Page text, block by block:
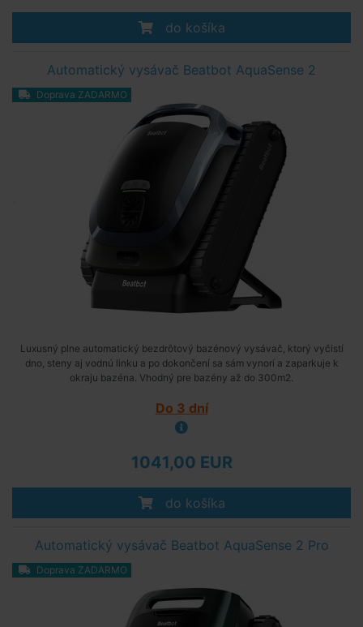
do košíka
Automatický vysávač Beatbot AquaSense 2
Doprava ZADARMO
Luxusný plne automatický bezdrôtový bazénový vysávač, ktorý vyčistí
dno, steny aj vodnú linku a po dokončení sa sám vynorí a zaparkuje k
okraju bazéna. Vhodný pre bazény až do 300m2.
Do 3 dní
1041,00 EUR
do košíka
Automatický vysávač Beatbot AquaSense 2 Pro
Doprava ZADARMO